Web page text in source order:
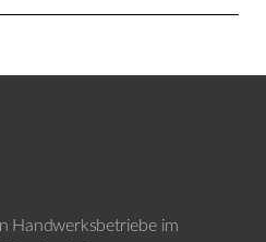
Handwerksbetriebe im